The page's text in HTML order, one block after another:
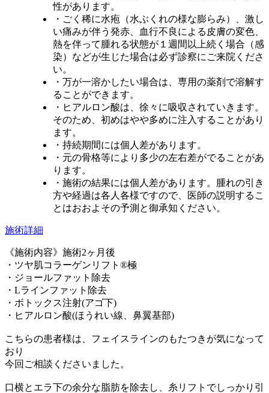
性があります。
・ごく稀に水疱（水ぶくれの様な膨らみ）、激し
い痛みが伴う発赤、血行不良による皮膚の変色、
熱を伴って腫れる状態が１週間以上続く場合（感
染）などが生じた場合は必ず診察にご来院くださ
い。
・万が一溶かしたい場合は、専用の薬剤で溶解す
ることができます。
・ヒアルロン酸は、徐々に吸収されていきます。
そのため、初めはやや多めに注入することがあり
ます。
・持続期間には個人差があります。
・元の骨格等により多少の左右差がでることがあ
ります。
・施術の結果には個人差があります。腫れの引き
方や経過は各人各様ですので、医師の説明するこ
とはおおよその予測と御承知ください。
施術詳細
《施術内容》施術2ヶ月後
・ツヤ肌コラーゲンリフト®極
・ジョールファット除去
・Lラインファット除去
・ボトックス注射(アゴ下)
・ヒアルロン酸(ほうれい線、鼻翼基部)
こちらの患者様は、フェイスラインのもたつきが気になって
おり
今回ご相談くださいました。
口横とエラ下の余分な脂肪を除去し、糸リフトでしっかり引